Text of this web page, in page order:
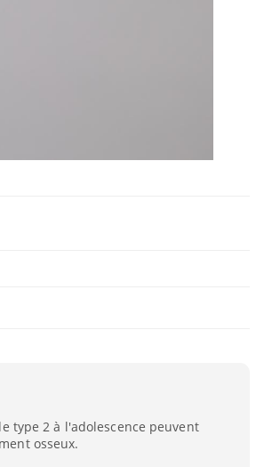
type 2 à l'adolescence peuvent
osseux.
Fortes chaleurs :